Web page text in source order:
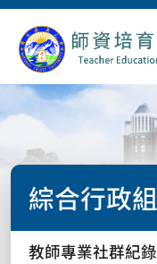
綜合行政組
教師專業社群紀錄